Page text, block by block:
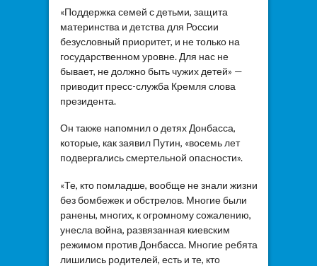
«Поддержка семей с детьми, защита
материнства и детства для России
безусловный приоритет, и не только на
государственном уровне. Для нас не
бывает, не должно быть чужих детей» —
приводит пресс-служба Кремля слова
президента.
Он также напомнил о детях Донбасса,
которые, как заявил Путин, «восемь лет
подвергались смертельной опасности».
«Те, кто помладше, вообще не знали жизни
без бомбежек и обстрелов. Многие были
ранены, многих, к огромному сожалению,
унесла война, развязанная киевским
режимом против Донбасса. Многие ребята
лишились родителей, есть и те, кто